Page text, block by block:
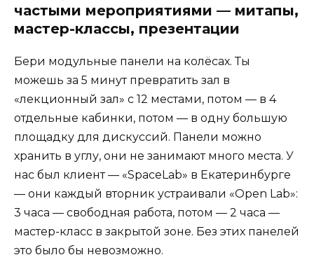
частыми мероприятиями — митапы,
мастер-классы, презентации
Бери модульные панели на колёсах. Ты
можешь за 5 минут превратить зал в
«лекционный зал» с 12 местами, потом — в 4
отдельные кабинки, потом — в одну большую
площадку для дискуссий. Панели можно
хранить в углу, они не занимают много места. У
нас был клиент — «SpaceLab» в Екатеринбурге
— они каждый вторник устраивали «Open Lab»:
3 часа — свободная работа, потом — 2 часа —
мастер-класс в закрытой зоне. Без этих панелей
это было бы невозможно.